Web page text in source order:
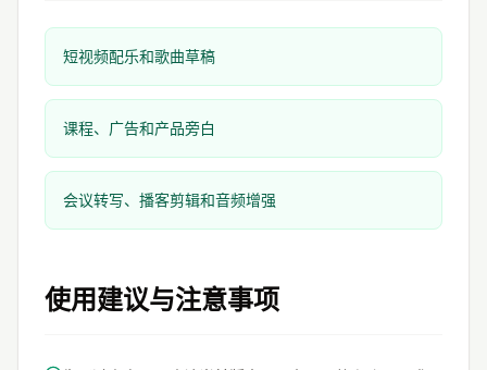
短视频配乐和歌曲草稿
课程、广告和产品旁白
会议转写、播客剪辑和音频增强
使用建议与注意事项